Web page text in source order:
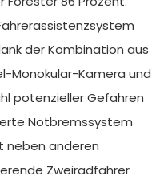
der Kombination aus
Monokular-Kamera und
potenzieller Gefahren
Notbremssystem
neben anderen
Zweiradfahrer